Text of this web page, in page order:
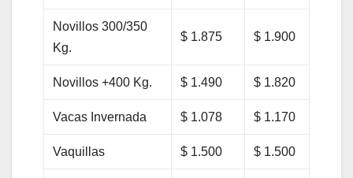
Novillos 300/350
Kg.
$ 1.875 $ 1.900
Novillos +400 Kg. $ 1.490 $ 1.820
Vacas Invernada $ 1.078 $ 1.170
Vaquillas $ 1.500 $ 1.500